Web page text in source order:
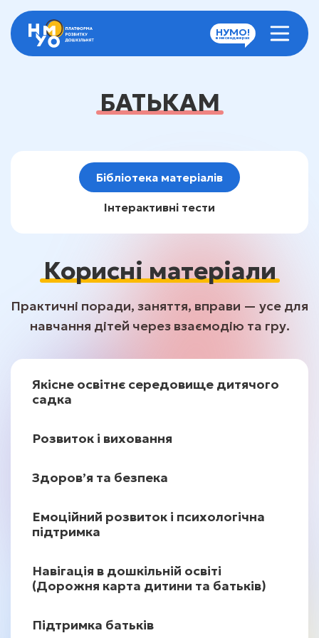
НУМО!
в месенджерах
БАТЬКАМ
Бібліотека матеріалів
Інтерактивні тести
Корисніматеріали
Практичні поради, заняття, вправи — усе для
навчання дітей через взаємодію та гру.
Якісне освітнє середовище дитячого
садка
Розвиток і виховання
Розвиток мовних навичок
дошкільняти
Читаємо разом з дитиною
Вікова психологія
Як створити розвивально-навчальне
середовище вдома
Здоровʼя та безпека
Фізичний розвиток дитини
Мінна безпека
Емоційний розвиток і психологічна
підтримка
Розвиток емоційного інтелекту: ігри
та методики
Допомога у складних ситуаціях
Навігація в дошкільній освіті
(Дорожня карта дитини та батьків)
Як вибрати ЗДО
Підтримка батьків